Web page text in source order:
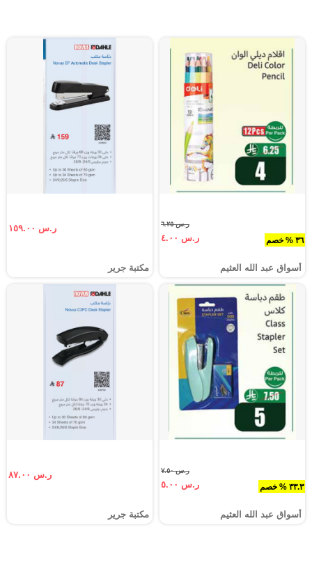
٣٦ % خصم
ر.س ٦.٢٥
ر.س ٤.٠٠
أسواق عبد الله العثيم
ر.س ١٥٩.٠٠
مكتبة جرير
٣٣.٣ % خصم
ر.س ٧.٥٠
ر.س ٥.٠٠
أسواق عبد الله العثيم
ر.س ٨٧.٠٠
مكتبة جرير